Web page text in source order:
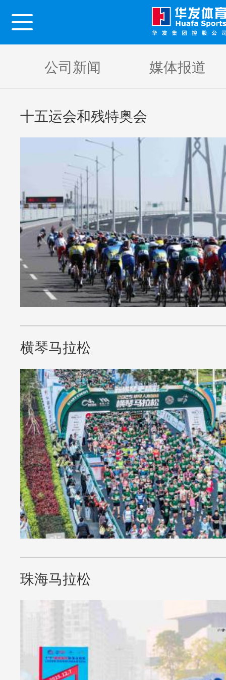
关于我们
新闻资讯
运营项目
联系我们
公司新闻 媒体报道
十五运会和残特奥会
横琴马拉松
珠海马拉松